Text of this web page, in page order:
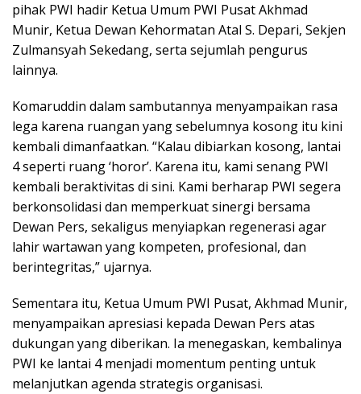
pihak PWI hadir Ketua Umum PWI Pusat Akhmad
Munir, Ketua Dewan Kehormatan Atal S. Depari, Sekjen
Zulmansyah Sekedang, serta sejumlah pengurus
lainnya.
Komaruddin dalam sambutannya menyampaikan rasa
lega karena ruangan yang sebelumnya kosong itu kini
kembali dimanfaatkan. “Kalau dibiarkan kosong, lantai
4 seperti ruang ‘horor’. Karena itu, kami senang PWI
kembali beraktivitas di sini. Kami berharap PWI segera
berkonsolidasi dan memperkuat sinergi bersama
Dewan Pers, sekaligus menyiapkan regenerasi agar
lahir wartawan yang kompeten, profesional, dan
berintegritas,” ujarnya.
Sementara itu, Ketua Umum PWI Pusat, Akhmad Munir,
menyampaikan apresiasi kepada Dewan Pers atas
dukungan yang diberikan. Ia menegaskan, kembalinya
PWI ke lantai 4 menjadi momentum penting untuk
melanjutkan agenda strategis organisasi.